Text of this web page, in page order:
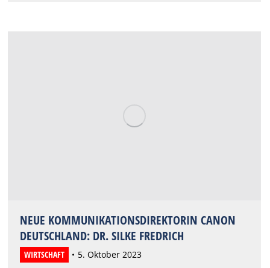
NEUE KOMMUNIKATIONSDIREKTORIN CANON
DEUTSCHLAND: DR. SILKE FREDRICH
WIRTSCHAFT 5. Oktober 2023